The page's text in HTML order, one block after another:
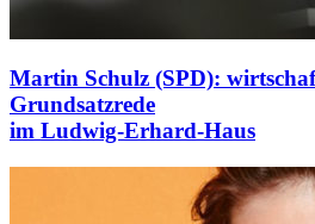
Martin Schulz (SPD):
Grundsatzrede
im Ludwig-Erhard-Haus